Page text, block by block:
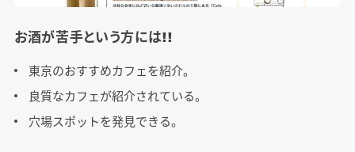
お酒が苦手という方には!!
東京のおすすめカフェを紹介。
良質なカフェが紹介されている。
穴場スポットを発見できる。